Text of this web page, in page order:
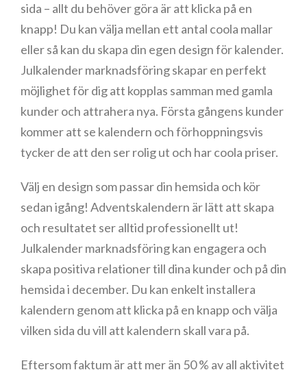
sida – allt du behöver göra är att klicka på en
knapp! Du kan välja mellan ett antal coola mallar
eller så kan du skapa din egen design för kalender.
Julkalender marknadsföring skapar en perfekt
möjlighet för dig att kopplas samman med gamla
kunder och attrahera nya. Första gångens kunder
kommer att se kalendern och förhoppningsvis
tycker de att den ser rolig ut och har coola priser.
Välj en design som passar din hemsida och kör
sedan igång! Adventskalendern är lätt att skapa
och resultatet ser alltid professionellt ut!
Julkalender marknadsföring kan engagera och
skapa positiva relationer till dina kunder och på din
hemsida i december. Du kan enkelt installera
kalendern genom att klicka på en knapp och välja
vilken sida du vill att kalendern skall vara på.
Eftersom faktum är att mer än 50 % av all aktivitet